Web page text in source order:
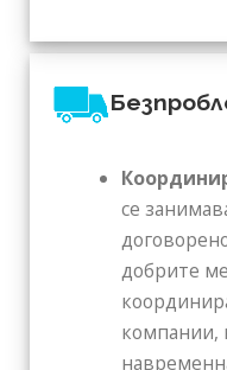
се
добрите
компании,